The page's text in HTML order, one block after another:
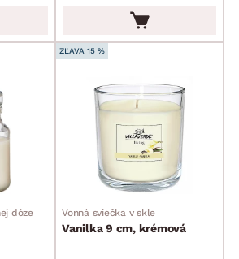
dóze
ZĽAVA 15 %
Vonná sviečka v skle
Vanilka 9 cm, krémová